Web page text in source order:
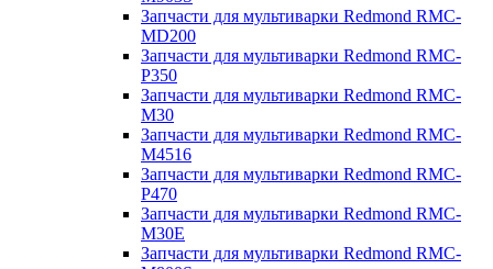
Запчасти для мультиварки Redmond RMC-
MD200
Запчасти для мультиварки Redmond RMC-
P350
Запчасти для мультиварки Redmond RMC-
M30
Запчасти для мультиварки Redmond RMC-
M4516
Запчасти для мультиварки Redmond RMC-
P470
Запчасти для мультиварки Redmond RMC-
M30E
Запчасти для мультиварки Redmond RMC-